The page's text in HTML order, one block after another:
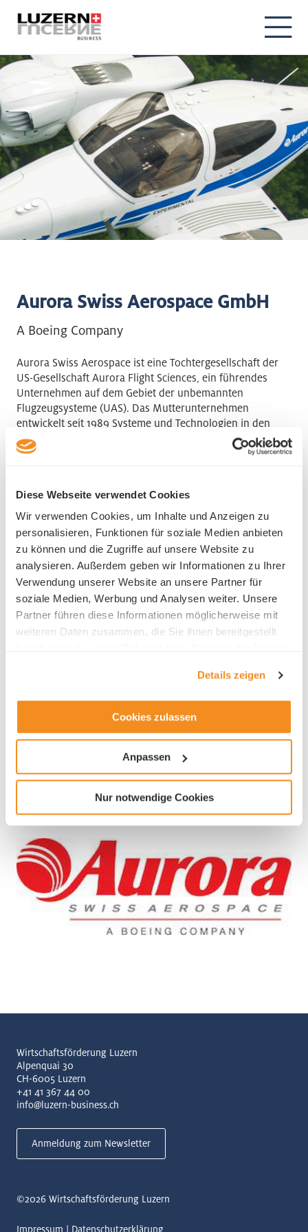
Diese Webseite verwendet Cookies
Wir verwenden Cookies, um Inhalte und Anzeigen zu
personalisieren, Funktionen für soziale Medien anbieten
zu können und die Zugriffe auf unsere Website zu
analysieren. Außerdem geben wir Informationen zu Ihrer
Verwendung unserer Website an unsere Partner für
soziale Medien, Werbung und Analysen weiter. Unsere
Partner führen diese Informationen möglicherweise mit
weiteren Daten zusammen, die Sie ihnen bereitgestellt
Details zeigen
Cookies zulassen
Anpassen
Nur notwendige Cookies
Aurora Swiss Aerospace GmbH
A Boeing Company
Aurora Swiss Aerospace ist eine Tochtergesellschaft der
US-Gesellschaft Aurora Flight Sciences, ein führendes
Unternehmen auf dem Gebiet der unbemannten
Flugzeugsysteme (UAS). Das Mutterunternehmen
entwickelt seit 1989 Systeme und Technologien in den
Bereichen unbemannte Flugzeugsysteme und Drohnen.
Entwicklung gegründet. Das Luzerner Ingenieurteam
arbeitet an der Entwicklung von grossen solarbetriebenen
unbemannten Flugzeugen wie auch an anderen Projekten.
Aurora Swiss Aerospace GmbH
Baselstrasse 61a
6003 Luzern
Telefon +41 41 248 00 41
Forschung und Entwicklung Luft-, Raumfahrzeug-, Bootsbau
Wirtschaftsförderung Luzern
Alpenquai 30
CH-6005 Luzern
+41 41 367 44 00
info@luzern-business.ch
Anmeldung zum Newsletter
©2026 Wirtschaftsförderung Luzern
Impressum Datenschutzerklärung